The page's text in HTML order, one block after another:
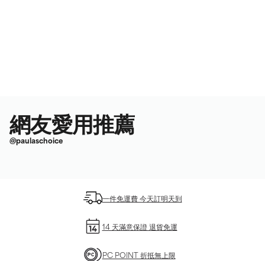
網友愛用推薦
@paulaschoice
一件免運費 今天訂明天到
14 天滿意保證 退貨免運
PC POINT 折抵無上限